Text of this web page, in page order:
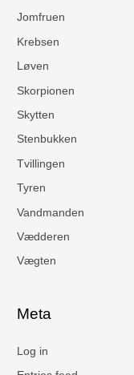
Jomfruen
Krebsen
Løven
Skorpionen
Skytten
Stenbukken
Tvillingen
Tyren
Vandmanden
Vædderen
Vægten
Meta
Log in